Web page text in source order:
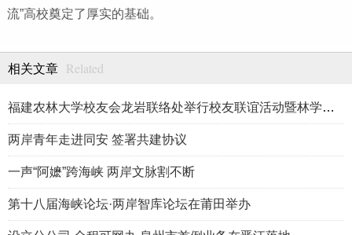
流”高校奠定了厚实的基础。
相关文章 Related
福建农林大学校友会龙岩联络处举行校友联谊活动暨林学、生物医药
两岸青年走进同安 签署共建协议
一声“阿嬷”跨海峡 两岸文脉割不断
第十八届海峡论坛·两岸智库论坛在莆田举办